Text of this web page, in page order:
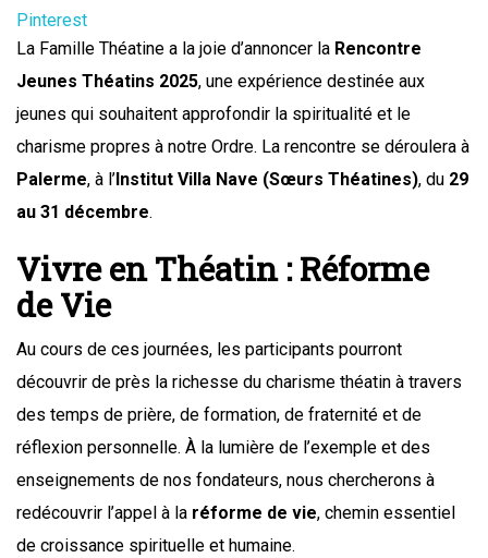
Pinterest
La Famille Théatine a la joie d’annoncer la Rencontre
Jeunes Théatins 2025, une expérience destinée aux
jeunes qui souhaitent approfondir la spiritualité et le
charisme propres à notre Ordre. La rencontre se déroulera à
Palerme, à l’ Institut Villa Nave (Sœurs Théatines), du 29
au 31 décembre.
Vivre en Théatin : Réforme
de Vie
Au cours de ces journées, les participants pourront
découvrir de près la richesse du charisme théatin à travers
des temps de prière, de formation, de fraternité et de
réflexion personnelle. À la lumière de l’exemple et des
enseignements de nos fondateurs, nous chercherons à
redécouvrir l’appel à la réforme de vie, chemin essentiel
de croissance spirituelle et humaine.